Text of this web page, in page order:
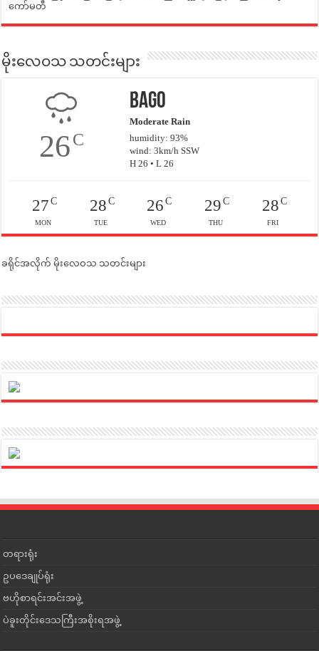
ကော်မတီ
မိုးလေဝသ သတင်းများ
26C
Bago
Moderate Rain
humidity: 93%
wind: 3km/h SSW
H 26 • L 26
27C
MON
28C
TUE
26 C
WED
29C
THU
28C
FRI
ခရိုင်အလိုက် မိုးလေဝသ သတင်းများ
တရားရုံး
ဥပဒေချုပ်ရုံး
ဗဟိုစာရင်းအင်းအဖွဲ့
ပဲခူးတိုင်းဒေသကြီးအစိုးရအဖွဲ့